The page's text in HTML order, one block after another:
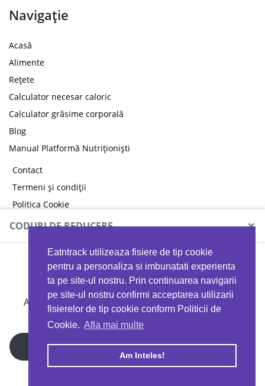
Eatntrack utilizeaza fisiere de tip cookie
pentru a personaliza si imbunatati experienta
ta pe site-ul nostru. Prin continuarea navigarii
pe site-ul nostru confirmi acceptarea utilizarii
fisierelor de tip cookie conform Politicii de
Cookie. Afla mai multe
Am Inteles!
Navigație
Acasă
Alimente
Rețete
Calculator necesar caloric
Calculator grăsime corporală
Blog
Manual Platformă Nutriționiști
Contact
Termeni și condiții
Politica Cookie
Politica de confidențialitate
Copyright © 2026 EAT & TRACK S.R.L
CODURI DE REDUCERE ×
MYPROTEIN
Ai 40%reducere la orice comandă folosind codul
EATTRACK
Profită acum